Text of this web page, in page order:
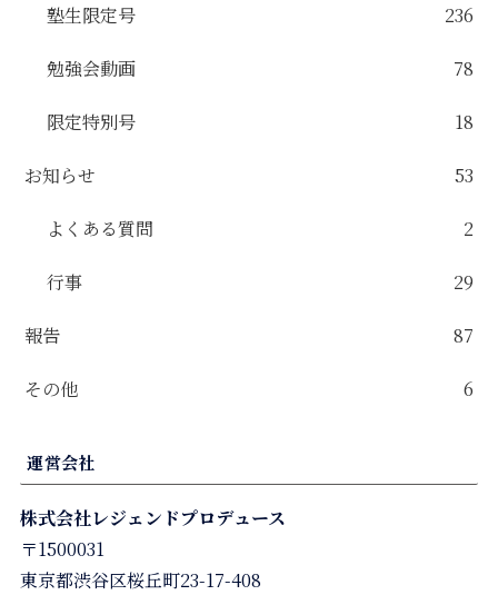
塾生限定号 236
勉強会動画 78
限定特別号 18
お知らせ 53
よくある質問 2
行事 29
報告 87
その他 6
運営会社
株式会社レジェンドプロデュース
〒1500031
東京都渋谷区桜丘町23-17-408